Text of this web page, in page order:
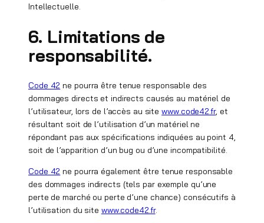
Intellectuelle.
6. Limitations de
responsabilité.
Code 42 ne pourra être tenue responsable des
dommages directs et indirects causés au matériel de
l’utilisateur, lors de l’accès au sitewww.code42.fr, et
résultant soit de l’utilisation d’un matériel ne
répondant pas aux spécifications indiquées au point 4,
soit de l’apparition d’un bug ou d’une incompatibilité.
Code 42 ne pourra également être tenue responsable
des dommages indirects (tels par exemple qu’une
perte de marché ou perte d’une chance) consécutifs à
l’utilisation du site www.code42.fr.